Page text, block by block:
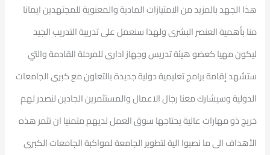
هذا الجهد بالمزيد من الامتيازات المادية والمعنوية للمجتهدين ايمانا
منا بأهمية العنصر البشرى ولهذا سنعمل على تدريبة التدريب الجيد
ليكون مهيا كعضو هيئة تدريس وجهاز ادارى للمرحلة القادمة والتي
ستشهد إقامة برامج تعليمية دولية جديدة بالتعاون مع كبرى الجامعات
الدولية وسيشارك معنا رجال الاعمال والمستثمرين الجادين لنصدر لهم
خريج ذو مهارات عالية يحتاجها سوق العمل لديهم متمنيا ان تثمر هذه
الأهداف الى ما نصبوا الية لتطوير الجامعة لمواكبة الجامعات الكبرى